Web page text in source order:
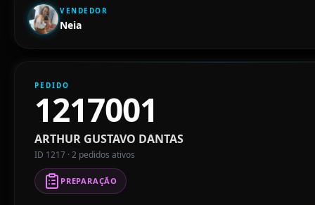
VENDEDOR
Neia
PEDIDO
1217001
ARTHUR GUSTAVO DANTAS
ID 1217 · 2 pedidos ativos
PREPARAÇÃO